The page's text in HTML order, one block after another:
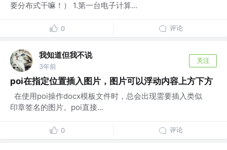
要分布式干嘛！） 1.第一台电子计算...
0 评论
我知道但我不说
3年前
关注
poi在指定位置插入图片，图片可以浮动内容上方下方
​ 在使用poi操作docx模板文件时，总会出现需要插入类似
印章签名的图片。poi直接...
0 评论